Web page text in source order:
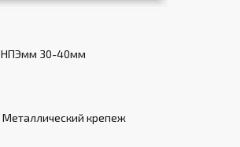
НПЭмм 30-40мм
Металлический крепеж